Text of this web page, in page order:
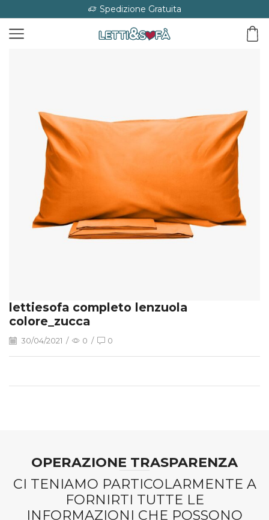
Spedizione Gratuita
lettiesofa completo lenzuola
colore_zucca
30/04/2021 / 0 / 0
OPERAZIONE TRASPARENZA
CI TENIAMO PARTICOLARMENTE A
FORNIRTI TUTTE LE
INFORMAZIONI CHE POSSONO